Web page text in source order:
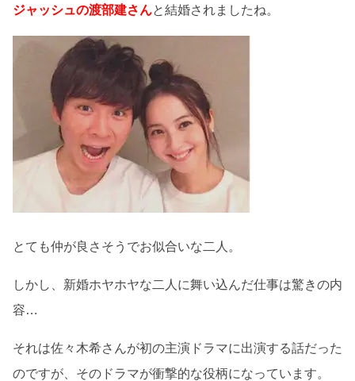
ジャッシュの渡部建さんと結婚されましたね。
とても仲が良さそうでお似合いな二人。
しかし、新婚ホヤホヤな二人に舞い込んだ仕事は驚きの内
容…
それは佐々木希さんが初の主演ドラマに出演する話だった
のですが、そのドラマが衝撃的な役柄になっています。